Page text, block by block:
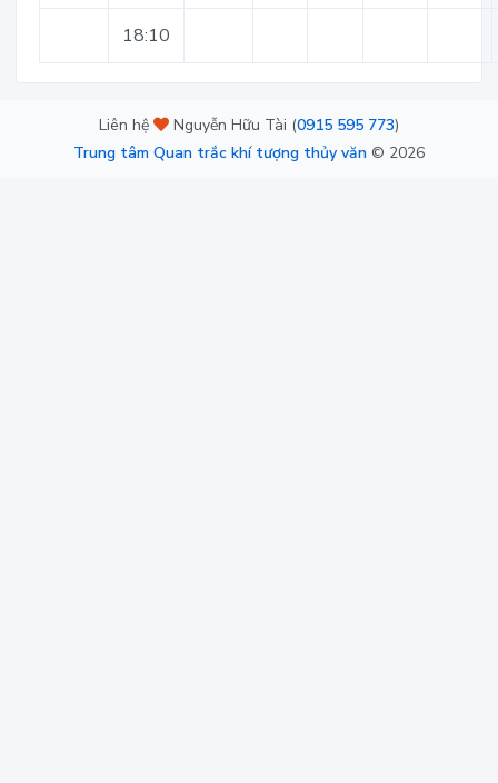
18:10
Liên hệ Nguyễn Hữu Tài (0915 595 773)
Trung tâm Quan trắc khí tượng thủy văn © 2026